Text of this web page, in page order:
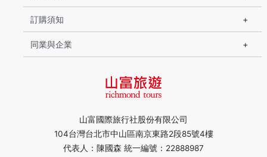
山富國際旅行社股份有限公司
104台灣台北市中山區南京東路2段85號4樓
代表人：陳國森 統一編號：22888987
訂購須知
同業與企業